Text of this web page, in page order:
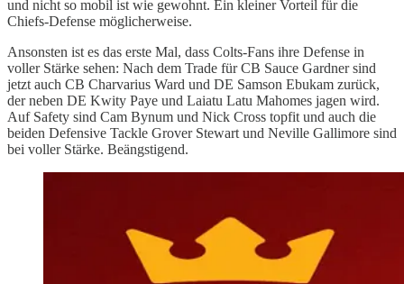
und nicht so mobil ist wie gewohnt. Ein kleiner Vorteil für die
Chiefs-Defense möglicherweise.
Ansonsten ist es das erste Mal, dass Colts-Fans ihre Defense in
voller Stärke sehen: Nach dem Trade für CB Sauce Gardner sind
jetzt auch CB Charvarius Ward und DE Samson Ebukam zurück,
der neben DE Kwity Paye und Laiatu Latu Mahomes jagen wird.
Auf Safety sind Cam Bynum und Nick Cross topfit und auch die
beiden Defensive Tackle Grover Stewart und Neville Gallimore sind
bei voller Stärke. Beängstigend.